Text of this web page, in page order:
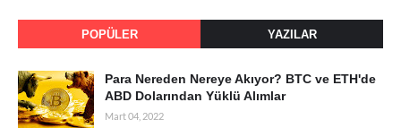
POPÜLER YAZILAR
Para Nereden Nereye Akıyor? BTC ve ETH'de
ABD Dolarından Yüklü Alımlar
Mart 04, 2022